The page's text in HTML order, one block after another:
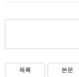
목록 본문